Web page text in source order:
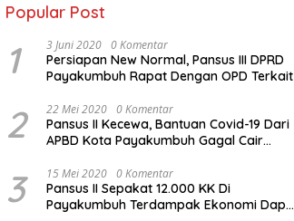
Popular Post
1 3 Juni 2020 0 Komentar
Persiapan New Normal, Pansus III DPRD
Payakumbuh Rapat Dengan OPD Terkait
2 22 Mei 2020 0 Komentar
Pansus II Kecewa, Bantuan Covid-19 Dari
APBD Kota Payakumbuh Gagal Cair
3 15 Mei 2020 0 Komentar
Pansus II Sepakat 12.000 KK Di
Payakumbuh Terdampak Ekonomi Dapat